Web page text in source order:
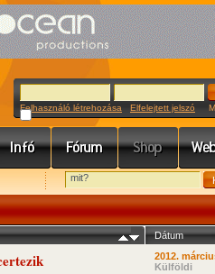
Felhasználó létrehozása Elfelejtett jelszó
Dátum
2012.
Külföldi